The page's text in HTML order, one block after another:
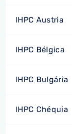
IHPC Austria
IHPC Bélgica
IHPC Bulgária
IHPC Chéquia